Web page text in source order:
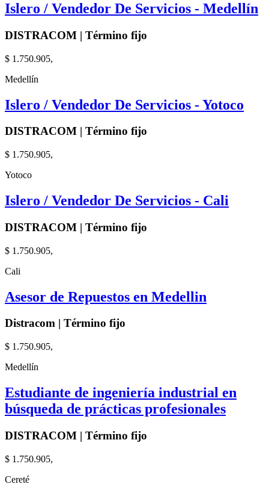
Islero / Vendedor De Servicios - Medellín
DISTRACOM | Término fijo
$ 1.750.905,
Medellín
Islero / Vendedor De Servicios - Yotoco
DISTRACOM | Término fijo
$ 1.750.905,
Yotoco
Islero / Vendedor De Servicios - Cali
DISTRACOM | Término fijo
$ 1.750.905,
Cali
Asesor de Repuestos en Medellin
Distracom | Término fijo
$ 1.750.905,
Medellín
Estudiante de ingeniería industrial en
búsqueda de prácticas profesionales
DISTRACOM | Término fijo
$ 1.750.905,
Cereté